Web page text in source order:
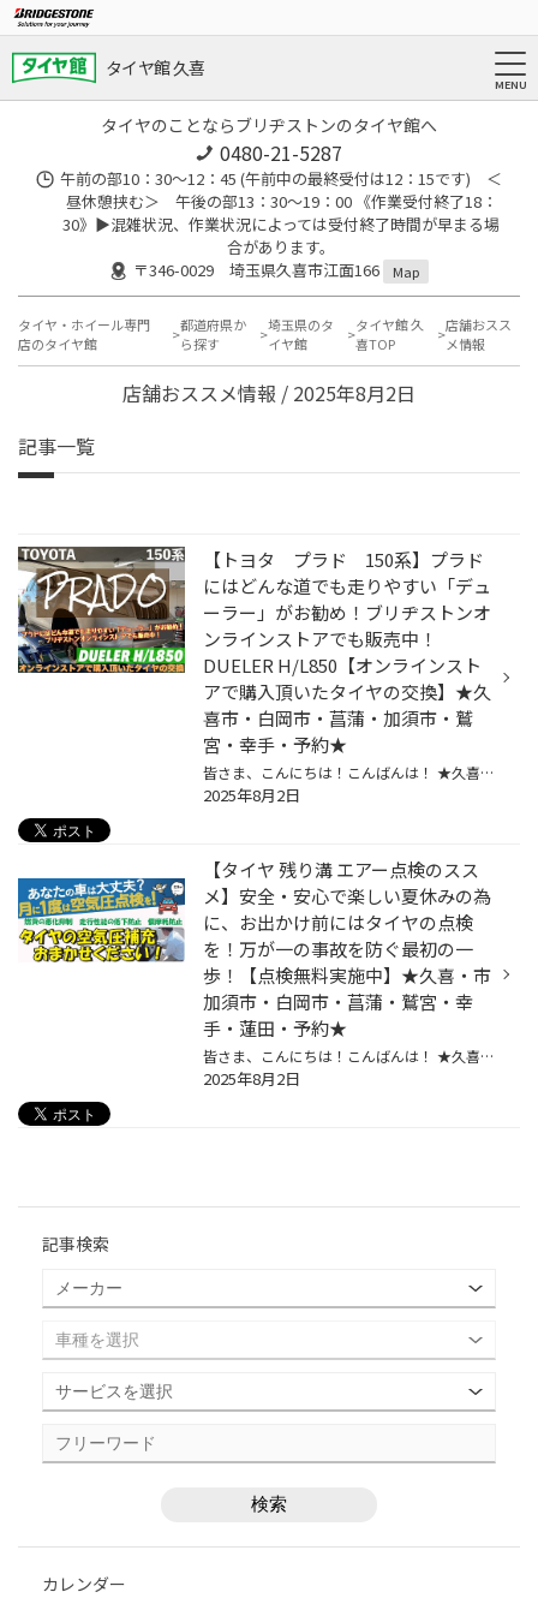
タイヤ館 久喜
タイヤのことならブリヂストンのタイヤ館へ
0480-21-5287
午前の部10：30～12：45 (午前中の最終受付は12：15です) ＜
昼休憩挟む＞ 午後の部13：30～19：00 《作業受付終了18：
30》▶︎混雑状況、作業状況によっては受付終了時間が早まる場
合があります。
〒346-0029 埼玉県久喜市江面166
Map
タイヤ・ホイール専門
店のタイヤ館
都道府県か
ら探す
埼玉県のタ
イヤ館
タイヤ館 久
喜TOP
店舗おスス
メ情報
店舗おススメ情報 / 2025年8月2日
記事一覧
【トヨタ プラド 150系】プラド
にはどんな道でも走りやすい「デュ
ーラー」がお勧め！ブリヂストンオ
ンラインストアでも販売中！
DUELER H/L850【オンラインスト
アで購入頂いたタイヤの交換】★久
喜市・白岡市・菖蒲・加須市・鷲
宮・幸手・予約★
皆さま、こんにちは！こんばんは！ ★久喜警察と久喜インターの間にあるタイヤ館久喜です★ いつも当店WEBをご覧いただきありがとうございます！ ※開催中のイベントの詳細はこちら！ ーーーーーーーーーーーーーーーーーーーーーーーーーーーーーーーーーーーーーーーーーー お客様のお車【 トヨタ：...
2025年8月2日
【タイヤ 残り溝 エアー点検のスス
メ】安全・安心で楽しい夏休みの為
に、お出かけ前にはタイヤの点検
を！万が一の事故を防ぐ最初の一
歩！【点検無料実施中】★久喜・市
加須市・白岡市・菖蒲・鷲宮・幸
手・蓮田・予約★
皆さま、こんにちは！こんばんは！ ★久喜警察と久喜インターの間にあるタイヤ館久喜です★ いつも当店WEBをご覧いただきありがとうございます！ タイヤ館はブリヂストンのタイヤ専門店です。 そんなタイヤ専門店のプロスタッフが 無料でタイヤの点検を行っております。 タイヤ館では、車の安全走行に...
2025年8月2日
記事検索
カレンダー